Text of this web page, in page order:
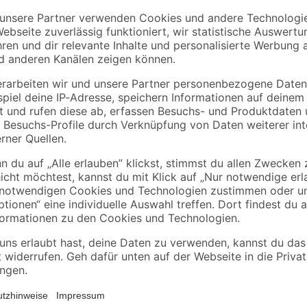
3,6 mm
21,99€ / m²
63,77 € / Pack
Brownshaded Elm
braun 4,5 mm
31,99 €/ m²
Unser Classen Greenvinyl ist
emissionsarm, sondern auch zu
umweltverträglich. Der
Eigenschaften, denn er kommt
Laminatböden dämpft das
Fußwärme sorgt er für eine
wasserfest und lassen sich
ihrer elegant-matten Struktur
Digitaldruck entsteht. Außerdem
strapazierfähig, damit sie lange
verschütteter Rotwein können